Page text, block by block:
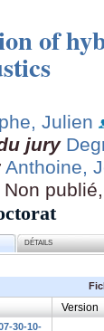
of
Julien
jury
Anthoine,
Non
DÉTAILS
Version
30-10-